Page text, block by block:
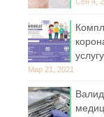
услугу
Мар 21, 2021